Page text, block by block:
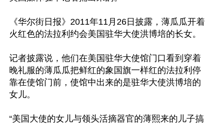
《华尔街日报》2011年11月26日披露，薄瓜瓜开着
火红色的法拉利约会美国驻华大使洪博培的长女。
记者披露说，他们在美国驻华大使馆门口看到穿着
晚礼服的薄瓜瓜把鲜红的象国旗一样红的法拉利停
靠在使馆门前，使馆中出来的是驻华大使洪博培的
女儿。
“美国大使的女儿与领头活摘器官的薄熙来的儿子搞